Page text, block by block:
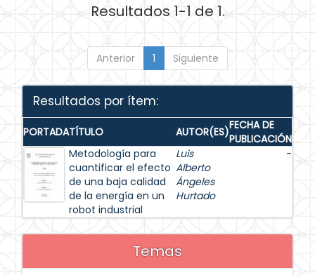
Resultados 1-1 de 1.
Anterior 1 Siguiente
Resultados por ítem:
PORTADATÍTULO AUTOR(ES)FECHA DE
PUBLICACIÓN
Metodología para
cuantificar el efecto
de una baja calidad
de la energía en un
robot industrial
Luis
Alberto
Ángeles
Hurtado
-
Temas